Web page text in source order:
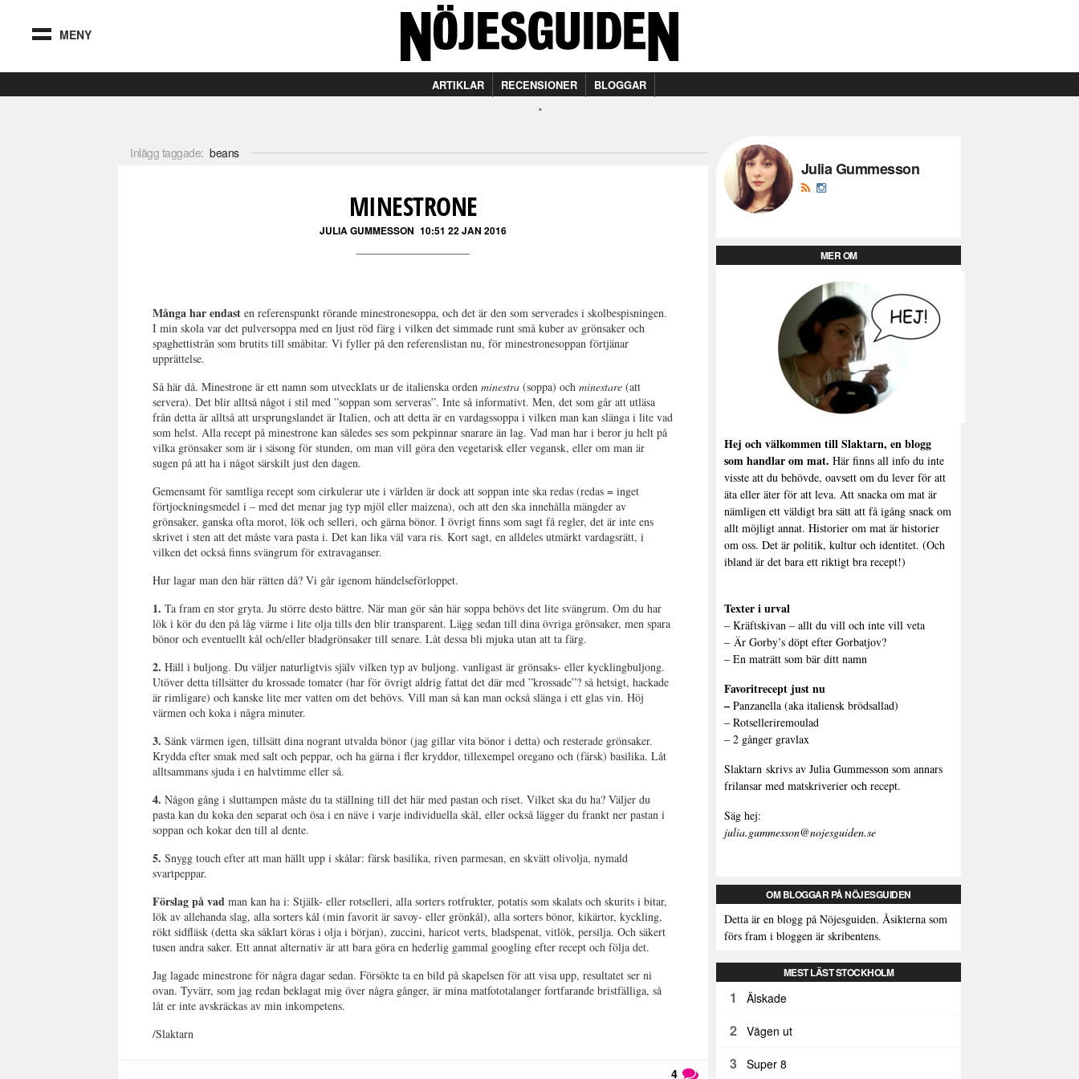
MENY
ARTIKLAR RECENSIONER BLOGGAR
Inlägg taggade: beans
MINESTRONE
JULIA GUMMESSON 10:51 22 JAN 2016
Många har endasten referenspunkt rörande minestronesoppa, och det är den som serverades i skolbespisningen.
I min skola var det pulversoppa med en ljust röd färg i vilken det simmade runt små kuber av grönsaker och
spaghettistrån som brutits till småbitar. Vi fyller på den referenslistan nu, för minestronesoppan förtjänar
upprättelse.
Så här då. Minestrone är ett namn som utvecklats ur de italienska ordenminestra (soppa) ochminestare (att
servera). Det blir alltså något i stil med ”soppan som serveras”. Inte så informativt. Men, det som går att utläsa
från detta är alltså att ursprungslandet är Italien, och att detta är en vardagssoppa i vilken man kan slänga i lite vad
som helst. Alla recept på minestrone kan således ses som pekpinnar snarare än lag. Vad man har i beror ju helt på
vilka grönsaker som är i säsong för stunden, om man vill göra den vegetarisk eller vegansk, eller om man är
sugen på att ha i något särskilt just den dagen.
Gemensamt för samtliga recept som cirkulerar ute i världen är dock att soppan inte ska redas (redas = inget
förtjockningsmedel i – med det menar jag typ mjöl eller maizena), och att den ska innehålla mängder av
grönsaker, ganska ofta morot, lök och selleri, och gärna bönor. I övrigt finns som sagt få regler, det är inte ens
skrivet i sten att det måste vara pasta i. Det kan lika väl vara ris. Kort sagt, en alldeles utmärkt vardagsrätt, i
vilken det också finns svängrum för extravaganser.
Hur lagar man den här rätten då? Vi går igenom händelseförloppet.
1.Ta fram en stor gryta. Ju större desto bättre. När man gör sån här soppa behövs det lite svängrum. Om du har
lök i kör du den på låg värme i lite olja tills den blir transparent. Lägg sedan till dina övriga grönsaker, men spara
bönor och eventuellt kål och/eller bladgrönsaker till senare. Låt dessa bli mjuka utan att ta färg.
2.Häll i buljong. Du väljer naturligtvis själv vilken typ av buljong. vanligast är grönsaks- eller kycklingbuljong.
Utöver detta tillsätter du krossade tomater (har för övrigt aldrig fattat det där med ”krossade”? så hetsigt, hackade
är rimligare) och kanske lite mer vatten om det behövs. Vill man så kan man också slänga i ett glas vin. Höj
värmen och koka i några minuter.
3.Sänk värmen igen, tillsätt dina nogrant utvalda bönor (jag gillar vita bönor i detta) och resterade grönsaker.
Krydda efter smak med salt och peppar, och ha gärna i fler kryddor, tillexempel oregano och (färsk) basilika. Låt
alltsammans sjuda i en halvtimme eller så.
4.Någon gång i sluttampen måste du ta ställning till det här med pastan och riset. Vilket ska du ha? Väljer du
pasta kan du koka den separat och ösa i en näve i varje individuella skål, eller också lägger du frankt ner pastan i
soppan och kokar den till al dente.
5.Snygg touch efter att man hällt upp i skålar: färsk basilika, riven parmesan, en skvätt olivolja, nymald
svartpeppar.
Förslag på vadman kan ha i: Stjälk- eller rotselleri, alla sorters rotfrukter, potatis som skalats och skurits i bitar,
lök av allehanda slag, alla sorters kål (min favorit är savoy- eller grönkål), alla sorters bönor, kikärtor, kyckling,
rökt sidfläsk (detta ska såklart köras i olja i början), zuccini, haricot verts, bladspenat, vitlök, persilja. Och säkert
tusen andra saker. Ett annat alternativ är att bara göra en hederlig gammal googling efter recept och följa det.
Jag lagade minestrone för några dagar sedan. Försökte ta en bild på skapelsen för att visa upp, resultatet ser ni
ovan. Tyvärr, som jag redan beklagat mig över några gånger, är mina matfototalanger fortfarande bristfälliga, så
låt er inte avskräckas av min inkompetens.
/Slaktarn
4
Julia Gummesson
MER OM
Hej och välkommen till Slaktarn, en blogg
som handlar om mat. Här finns all info du inte
visste att du behövde, oavsett om du lever för att
äta eller äter för att leva. Att snacka om mat är
nämligen ett väldigt bra sätt att få igång snack om
allt möjligt annat. Historier om mat är historier
om oss. Det är politik, kultur och identitet. (Och
ibland är det bara ett riktigt bra recept!)
Texter i urval
– Kräftskivan – allt du vill och inte vill veta
– Är Gorby’s döpt efter Gorbatjov?
– En maträtt som bär ditt namn
Favoritrecept just nu
– Panzanella (aka italiensk brödsallad)
– Rotselleriremoulad
– 2 gånger gravlax
Slaktarn skrivs av Julia Gummesson som annars
frilansar med matskriverier och recept.
Säg hej:
julia.gummesson@nojesguiden.se
OM BLOGGAR PÅ NÖJESGUIDEN
Detta är en blogg på Nöjesguiden. Åsikterna som
förs fram i bloggen är skribentens.
MEST LÄST STOCKHOLM
1 Älskade
2 Vägen ut
3 Super 8